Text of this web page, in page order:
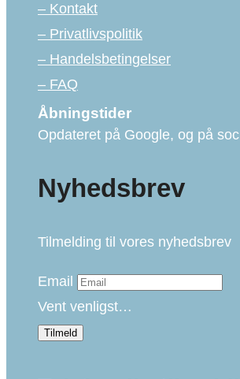
– Kontakt
– Privatlivspolitik
– Handelsbetingelser
– FAQ
Åbningstider
Opdateret på Google, og på
Nyhedsbrev
Tilmelding til vores nyhedsbrev
Email
Vent venligst…
Tilmeld